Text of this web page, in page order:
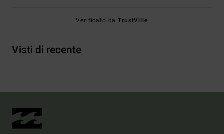
Verificato daTrustVille
Visti di recente